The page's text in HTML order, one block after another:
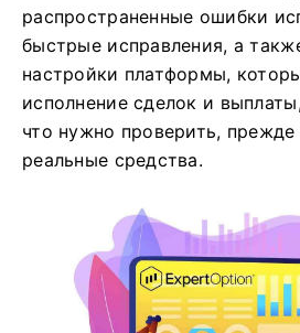
распространенные ошибки
быстрые исправления, а
настройки платформы,
исполнение сделок и
что нужно проверить, прежде
реальные средства.